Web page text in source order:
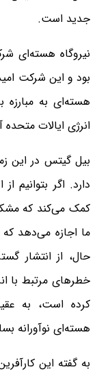
جدید است.
نیروگاه هسته‌ای
بود و این شرکت
هسته‌ای به
انرژی ایالات
بیل گیتس در این
دارد. اگر بتوانیم
کمک می‌کند که
ما اجازه می‌دهد
حال، از انتشار
خطرهای مرتبط با
کرده است، به
هسته‌ای نوآورانه
به گفته این